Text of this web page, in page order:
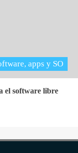
apps y SO
el software libre